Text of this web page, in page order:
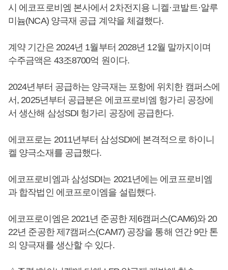
시 에코프로비엠 본사에서 2차전지용 니켈·코발트·알루
미늄(NCA) 양극재 공급 계약을 체결했다.
계약 기간은 2024년 1월부터 2028년 12월 말까지이며
수주금액은 43조8700억 원이다.
2024년부터 공급하는 양극재는 포항에 위치한 캠퍼스에
서, 2025년부터 공급분은 에코프로비엠 헝가리 공장에
서 생산해 삼성SDI 헝가리 공장에 공급한다.
에코프로는 2011년부터 삼성SDI에 본격적으로 하이니
켈 양극소재를 공급했다.
에코프로비엠과 삼성SDI는 2021년에는 에코프로비엠
과 합작법인 에코프로이엠을 설립했다.
에코프로이엠은 2021년 준공한 제6캠퍼스(CAM6)와 20
22년 준공한 제7캠퍼스(CAM7) 공장을 통해 연간 9만 톤
의 양극재를 생산할 수 있다.